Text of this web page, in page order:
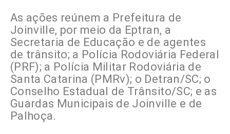
As ações reúnem a Prefeitura de
Joinville, por meio da Eptran, a
Secretaria de Educação e de agentes
de trânsito; a Polícia Rodoviária Federal
(PRF); a Polícia Militar Rodoviária de
Santa Catarina (PMRv); o Detran/SC; o
Conselho Estadual de Trânsito/SC; e as
Guardas Municipais de Joinville e de
Palhoça.